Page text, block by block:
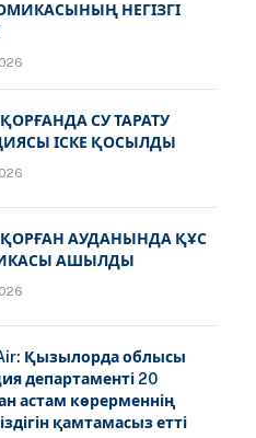
НЕГІЗГІ
СУ ТАРАТУ
ІСКЕ ҚОСЫЛДЫ
АУДАНЫНДА ҚҰС
АШЫЛДЫ
Қызылорда облысы
департаменті 20
астам көрерменнің
қамтамасыз етті